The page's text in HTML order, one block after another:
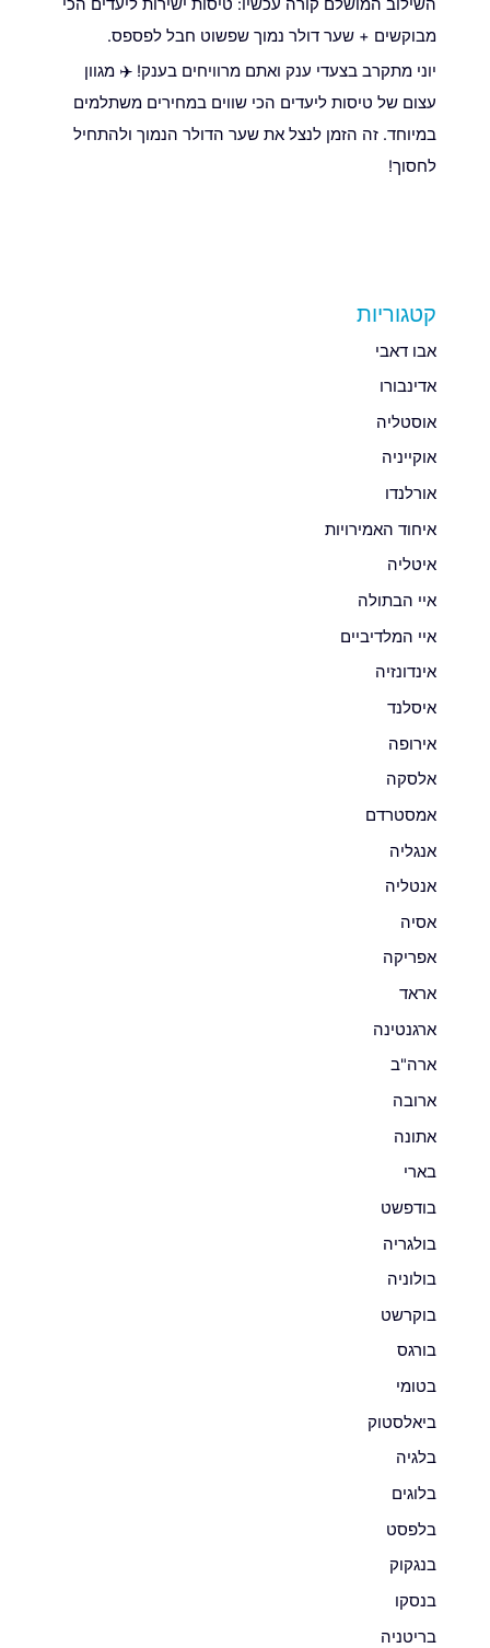
השילוב המושלם קורה עכשיו: טיסות ישירות ליעדים הכי
מבוקשים + שער דולר נמוך שפשוט חבל לפספס.
יוני מתקרב בצעדי ענק ואתם מרוויחים בענק! ✈️ מגוון
עצום של טיסות ליעדים הכי שווים במחירים משתלמים
במיוחד. זה הזמן לנצל את שער הדולר הנמוך ולהתחיל
לחסוך!
קטגוריות
אבו דאבי
אדינבורו
אוסטליה
אוקייניה
אורלנדו
איחוד האמירויות
איטליה
איי הבתולה
איי המלדיביים
אינדונזיה
איסלנד
אירופה
אלסקה
אמסטרדם
אנגליה
אנטליה
אסיה
אפריקה
אראד
ארגנטינה
ארה"ב
ארובה
אתונה
בארי
בודפשט
בולגריה
בולוניה
בוקרשט
בורגס
בטומי
ביאלסטוק
בלגיה
בלוגים
בלפסט
בנגקוק
בנסקו
בריטניה